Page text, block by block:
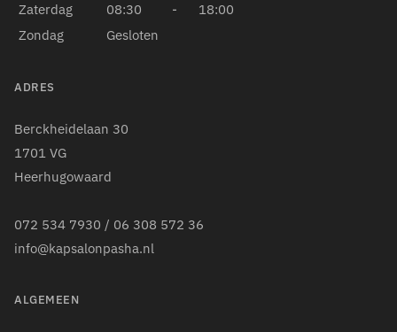
Zaterdag
08:30 -
18:00
Zondag
Gesloten
ADRES
Berckheidelaan 30
1701 VG
Heerhugowaard
072 534 7930 / 06 308 572 36
info@kapsalonpasha.nl
ALGEMEEN